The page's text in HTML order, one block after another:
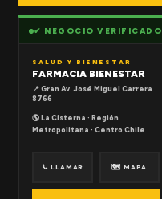
✔ NEGOCIO VERIFICADO
SALUD Y BIENESTAR
FARMACIA BIENESTAR
📍 Gran Av. José Miguel Carrera
8766
🌎 La Cisterna · Región
Metropolitana · Centro Chile
📞 LLAMAR 🗺 MAPA